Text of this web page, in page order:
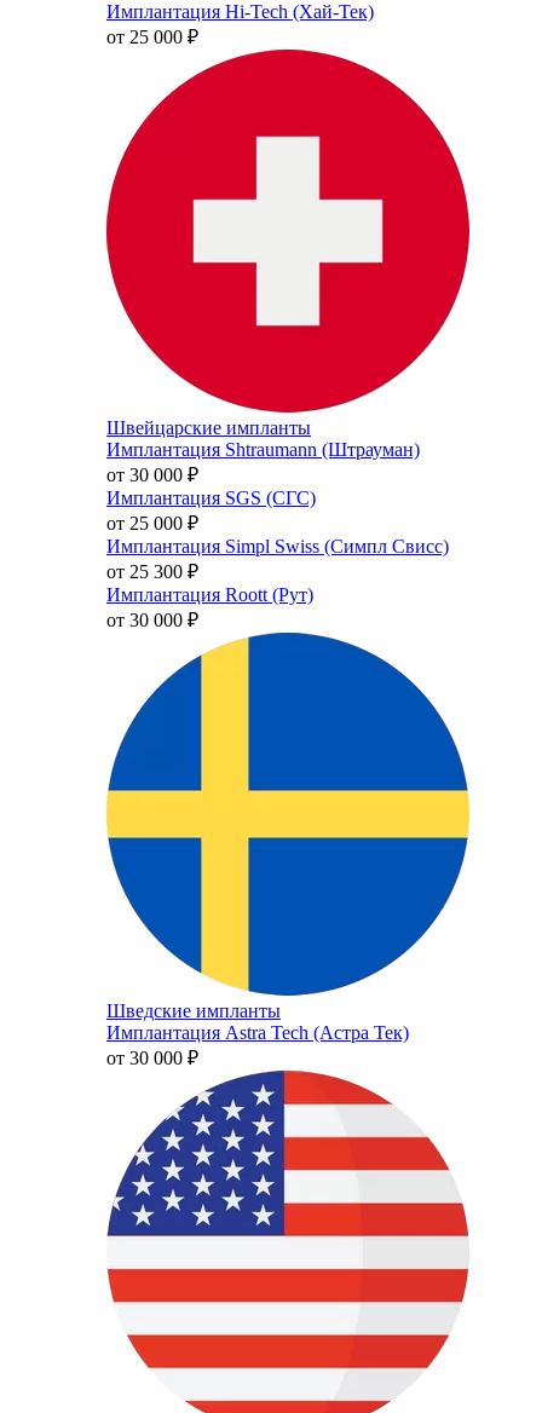
Имплантация Hi-Tech (Хай-Тек)
от 25 000 ₽
Швейцарские импланты
Имплантация Shtraumann (Штрауман)
от 30 000 ₽
Имплантация SGS (СГС)
от 25 000 ₽
Имплантация Simpl Swiss (Симпл Свисс)
от 25 300 ₽
Имплантация Roott (Рут)
от 30 000 ₽
Шведские импланты
Имплантация Astra Tech (Астра Тек)
от 30 000 ₽